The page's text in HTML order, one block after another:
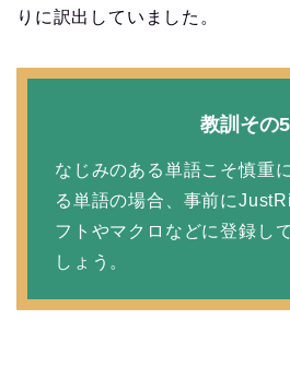
りに訳出していました。
教訓その5
なじみのある単語こそ慎重
る単語の場合、事前に
フトやマクロなどに登録し
しょう。